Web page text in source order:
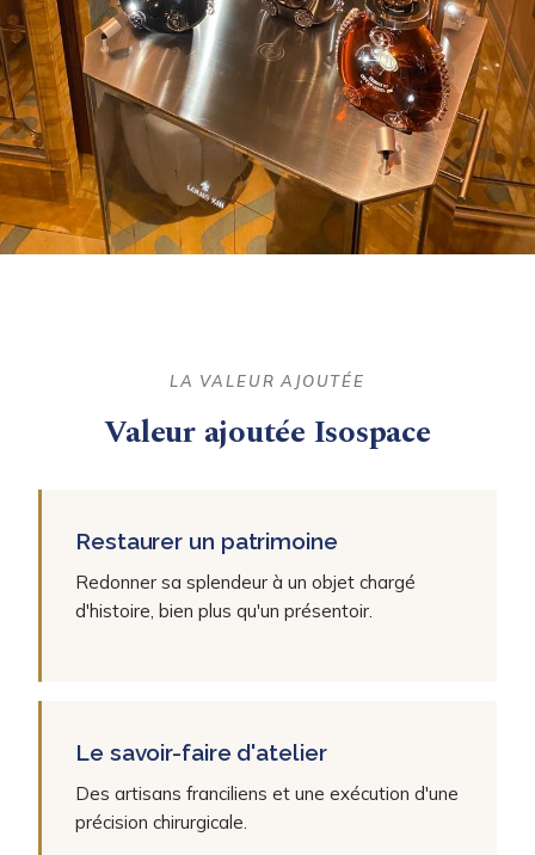
LA VALEUR AJOUTÉE
Valeur ajoutée Isospace
Restaurer un patrimoine
Redonner sa splendeur à un objet chargé
d'histoire, bien plus qu'un présentoir.
Le savoir-faire d'atelier
Des artisans franciliens et une exécution d'une
précision chirurgicale.